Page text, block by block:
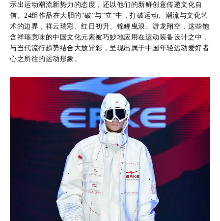
示出运动潮流新势力的态度，还以他们的新鲜创意传递文化自
信。24组作品在大胆的“破”与“立”中，打破运动、潮流与文化艺
术的边界，祥云瑞彩、红日初升、锦鲤曳浪、游龙翔空，这些饱
含祥瑞意味的中国文化元素被巧妙地应用在运动装备设计之中，
与当代流行趋势结合大放异彩，呈现出属于中国年轻运动爱好者
心之所往的运动形象。